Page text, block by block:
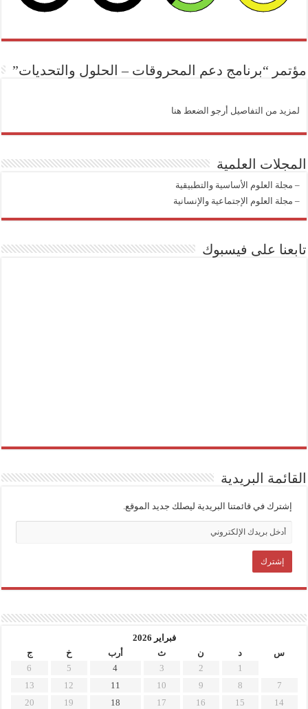
مؤتمر “برنامج دعم المحروقات – الحلول والتحديات”
لمزيد من التفاصيل أرجو الضعط هنا
المجلات العلمية
– مجلة العلوم الأساسية والتطبيقية
– مجلة العلوم الإجتماعية والإنسانية
تابعنا على فيسبوك
القائمة البريدية
إشترك في قائمتنا البريدية ليصلك جديد الموقع.
فبراير 2026
س
د ن ث أرب خ
ج
1
2
3
4
5
6
7
8
9
10
11
12
13
14
15
16
17
18
19
20